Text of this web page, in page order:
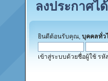
ลงประกาศไ
ยินดีต้อนรับคุณ, บุคคลทั่ว
เข้าสู่ระบบด้วยชื่อผู้ใช้ รหั